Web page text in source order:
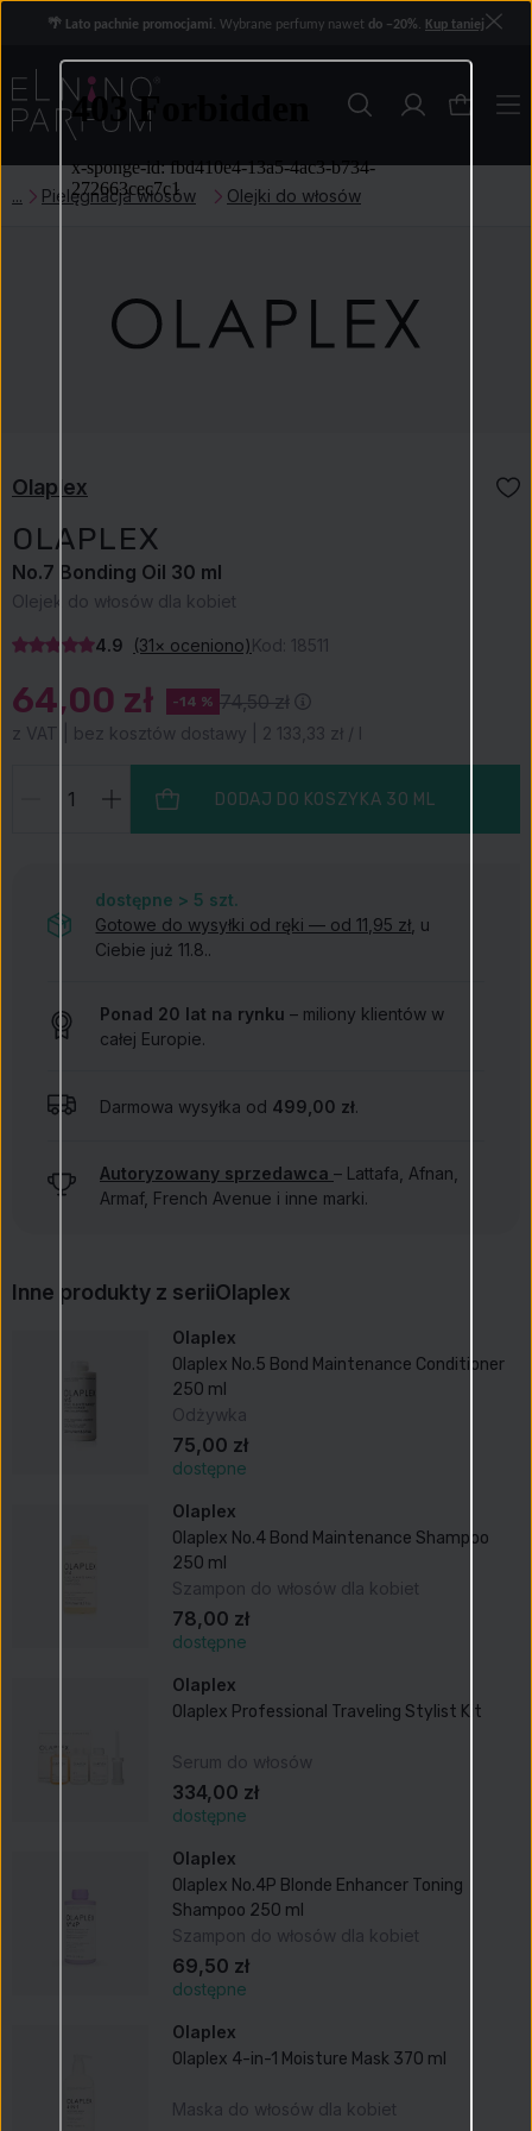
🌴 Lato pachnie promocjami. Wybrane perfumy nawet do −20%. Kup taniej
Pielęgnacja włosów Olejki do włosów
Olaplex
OLAPLEX
No.7 Bonding Oil 30 ml
Olejek do włosów dla kobiet
4.9 (31× oceniono)Kod: 18511
-14 %
64,00 zł 74,50 zł
z VAT | bez kosztów dostawy | 2 133,33 zł / l
DODAJ DO KOSZYKA 30 ML
dostępne > 5 szt.
Gotowe do wysyłki od ręki — od 11,95 zł , u
Ciebie już 11.8..
Ponad 20 lat na rynku – miliony klientów w
całej Europie.
Darmowa wysyłka od 499,00 zł.
Autoryzowany sprzedawca – Lattafa, Afnan,
Armaf, French Avenue i inne marki.
Inne produkty z seriiOlaplex
Olaplex
Olaplex No.5 Bond Maintenance Conditioner
250 ml
Odżywka
75,00 zł
dostępne
Olaplex
Olaplex No.4 Bond Maintenance Shampoo
250 ml
Szampon do włosów dla kobiet
78,00 zł
dostępne
Olaplex
Olaplex Professional Traveling Stylist Kit
Serum do włosów
334,00 zł
dostępne
Olaplex
Olaplex No.4P Blonde Enhancer Toning
Shampoo 250 ml
Szampon do włosów dla kobiet
69,50 zł
dostępne
Olaplex
Olaplex 4-in-1 Moisture Mask 370 ml
Maska do włosów dla kobiet